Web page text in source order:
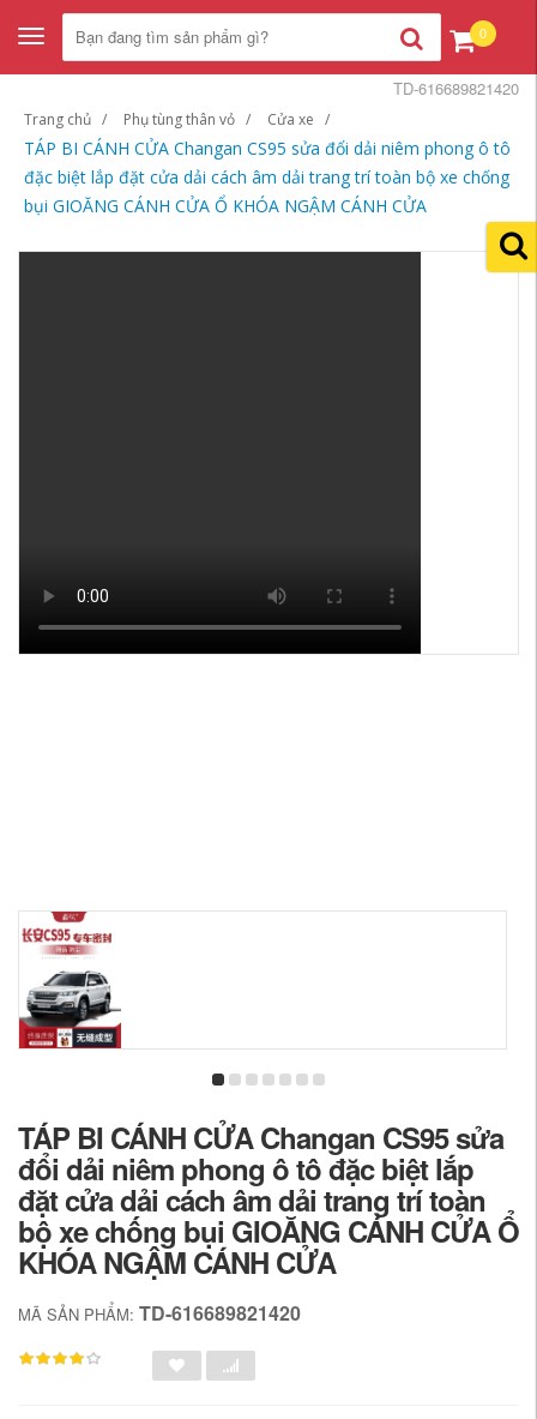
Toggle
navigation
0
Trang chủ Phụ tùng thân vỏ Cửa xe
TÁP BI CÁNH CỬA Changan CS95 sửa đổi dải niêm phong ô tô
đặc biệt lắp đặt cửa dải cách âm dải trang trí toàn bộ xe chống
bụi GIOĂNG CÁNH CỬA Ổ KHÓA NGẬM CÁNH CỬA
TD-616689821420
TÁP BI CÁNH CỬA Changan CS95 sửa
đổi dải niêm phong ô tô đặc biệt lắp
đặt cửa dải cách âm dải trang trí toàn
bộ xe chống bụi GIOĂNG CÁNH CỬA Ổ
KHÓA NGẬM CÁNH CỬA
MÃ SẢN PHẨM: TD-616689821420